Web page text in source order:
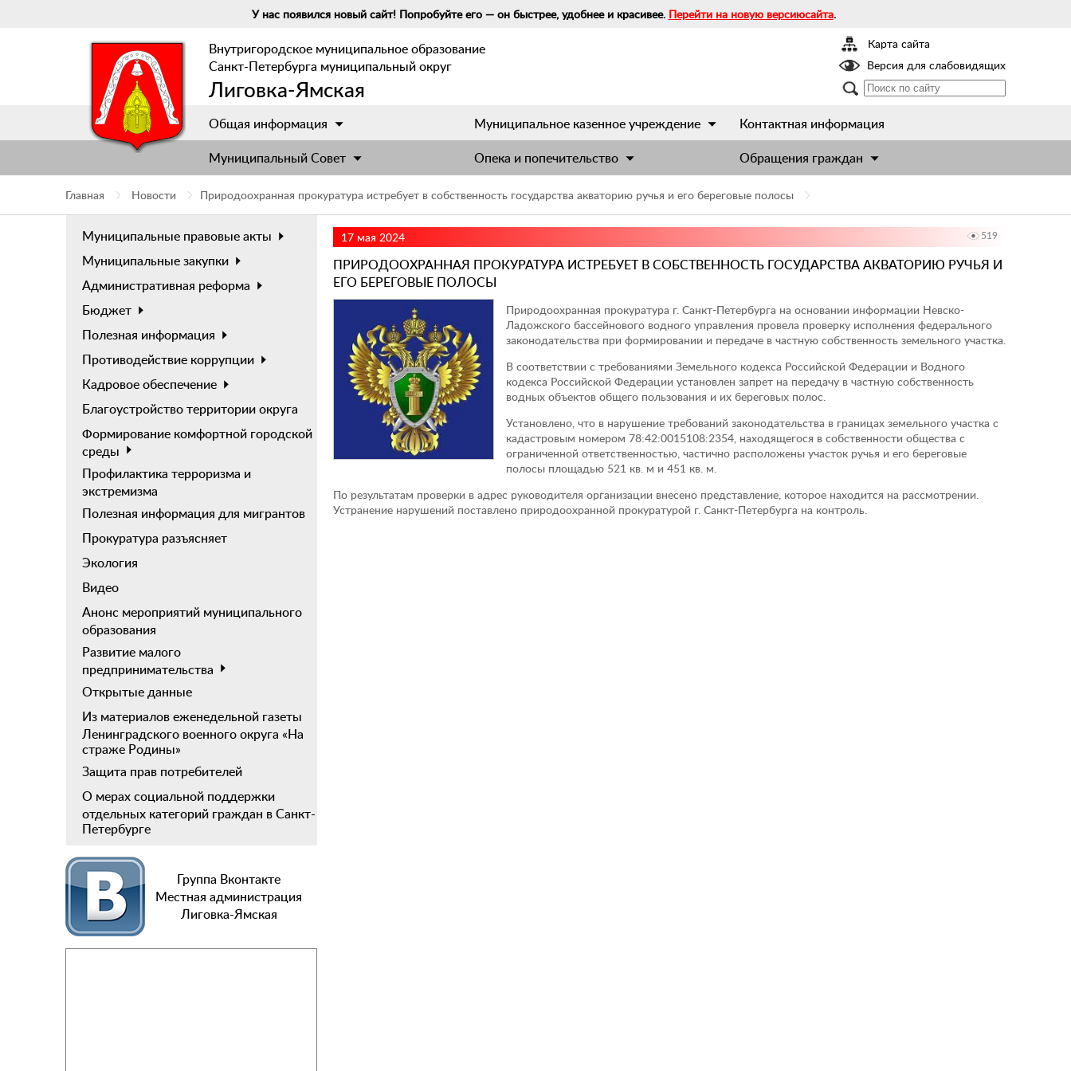
У нас появился новый сайт! Попробуйте его — он быстрее, удобнее и красивее. Перейти на новую версиюсайта.
Внутригородское муниципальное образование
Санкт-Петербурга муниципальный округ
Лиговка-Ямская
Карта сайта
Версия для слабовидящих
Общая информация Муниципальное казенное учреждение
Контактная информация
Муниципальный Cовет
Опека и попечительство Обращения граждан
Главная Новости Природоохранная прокуратура истребует в собственность государства акваторию ручья и его береговые полосы
Муниципальные правовые акты
Муниципальные закупки
Административная реформа
Бюджет
Полезная информация
Противодействие коррупции
Кадровое обеспечение
Благоустройство территории округа
Формирование комфортной городской
среды
Профилактика терроризма и
экстремизма
Полезная информация для мигрантов
Прокуратура разъясняет
Экология
Видео
Анонс мероприятий муниципального
образования
Развитие малого
предпринимательства
Открытые данные
Из материалов еженедельной газеты
Ленинградского военного округа «На
страже Родины»
Защита прав потребителей
О мерах социальной поддержки
отдельных категорий граждан в Санкт-
Петербурге
Группа Вконтакте
Местная администрация
Лиговка-Ямская
17 мая 2024 519
ПРИРОДООХРАННАЯ ПРОКУРАТУРА ИСТРЕБУЕТ В СОБСТВЕННОСТЬ ГОСУДАРСТВА АКВАТОРИЮ РУЧЬЯ И
ЕГО БЕРЕГОВЫЕ ПОЛОСЫ
Природоохранная прокуратура г. Санкт-Петербурга на основании информации Невско-
Ладожского бассейнового водного управления провела проверку исполнения федерального
законодательства при формировании и передаче в частную собственность земельного участка.
В соответствии с требованиями Земельного кодекса Российской Федерации и Водного
кодекса Российской Федерации установлен запрет на передачу в частную собственность
водных объектов общего пользования и их береговых полос.
Установлено, что в нарушение требований законодательства в границах земельного участка с
кадастровым номером 78:42:0015108:2354, находящегося в собственности общества с
ограниченной ответственностью, частично расположены участок ручья и его береговые
полосы площадью 521 кв. м и 451 кв. м.
По результатам проверки в адрес руководителя организации внесено представление, которое находится на рассмотрении.
Устранение нарушений поставлено природоохранной прокуратурой г. Санкт-Петербурга на контроль.